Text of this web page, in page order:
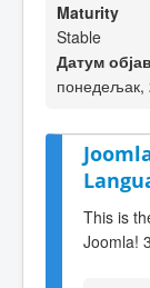
Maturity
Stable
Датум
понедељак,
This is
Joomla!